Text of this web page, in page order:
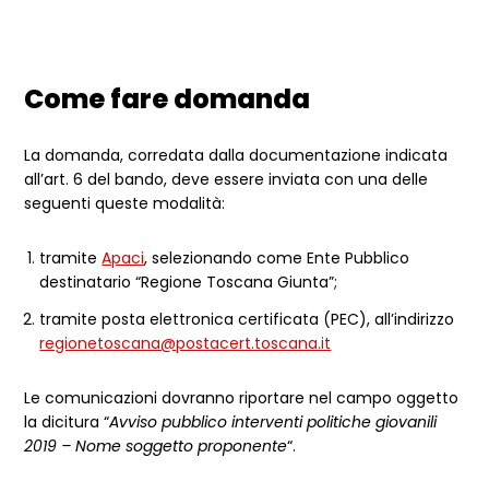
Come fare domanda
La domanda, corredata dalla documentazione indicata
all’art. 6 del bando, deve essere inviata con una delle
seguenti queste modalità:
tramiteApaci, selezionando come Ente Pubblico
destinatario “Regione Toscana Giunta”;
tramite posta elettronica certificata (PEC), all’indirizzo
regionetoscana@postacert.toscana.it
Le comunicazioni dovranno riportare nel campo oggetto
la dicitura “Avviso pubblico interventi politiche giovanili
2019 – Nome soggetto proponente“.